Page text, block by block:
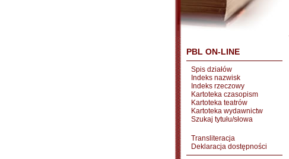
PBL ON-LINE
Spis działów
Indeks nazwisk
Indeks rzeczowy
Kartoteka czasopism
Kartoteka teatrów
Kartoteka wydawnictw
Szukaj tytułu/słowa
Transliteracja
Deklaracja dostępności